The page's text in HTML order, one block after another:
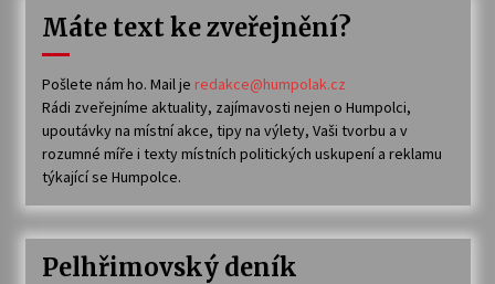
Máte text ke zveřejnění?
Pošlete nám ho. Mail je redakce@humpolak.cz
Rádi zveřejníme aktuality, zajímavosti nejen o Humpolci,
upoutávky na místní akce, tipy na výlety, Vaši tvorbu a v
rozumné míře i texty místních politických uskupení a reklamu
týkající se Humpolce.
Pelhřimovský deník